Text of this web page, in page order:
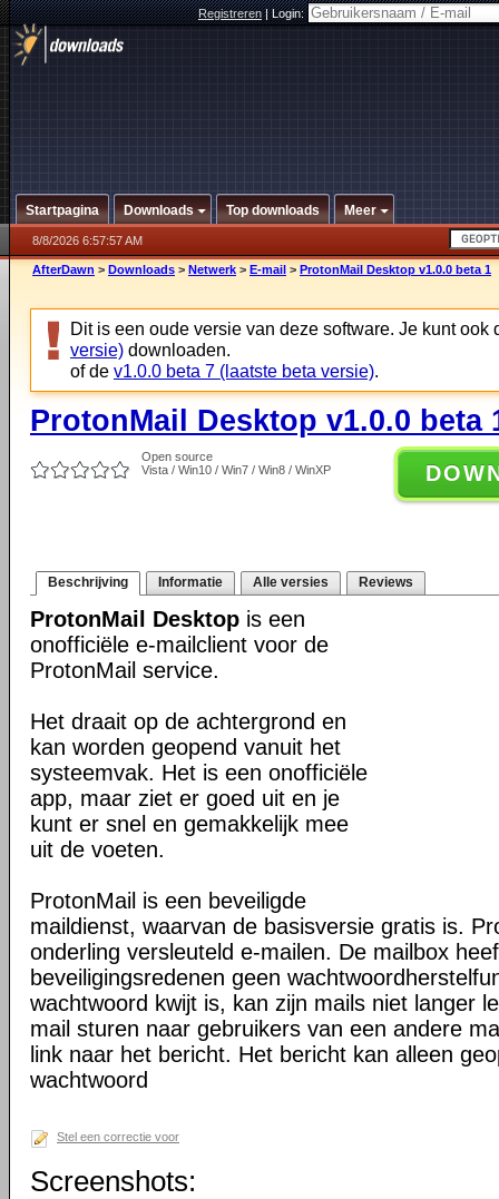
Registreren|Login:
Startpagina Downloads Top downloads Meer
8/8/2026 6:57:57 AM
AfterDawn > Downloads > Netwerk > E-mail > ProtonMail Desktop v1.0.0 beta 1
Dit is een oude versie van deze software. Je kunt ook
versie) downloaden.
of de v1.0.0 beta 7 (laatste beta versie).
ProtonMail Desktop v1.0.0 beta
Open source
Vista / Win10 / Win7 / Win8 / WinXP
Beschrijving Informatie Alle versies Reviews
ProtonMail Desktop is een
onofficiële e-mailclient voor de
ProtonMail service.
Het draait op de achtergrond en
kan worden geopend vanuit het
systeemvak. Het is een onofficiële
app, maar ziet er goed uit en je
kunt er snel en gemakkelijk mee
uit de voeten.
ProtonMail is een beveiligde
maildienst, waarvan de basisversie gratis is.
onderling versleuteld e-mailen. De mailbox
beveiligingsredenen geen
wachtwoord kwijt is, kan zijn mails niet langer
mail sturen naar gebruikers van een andere
link naar het bericht. Het bericht kan alleen
wachtwoord
Stel een correctie voor
Screenshots: